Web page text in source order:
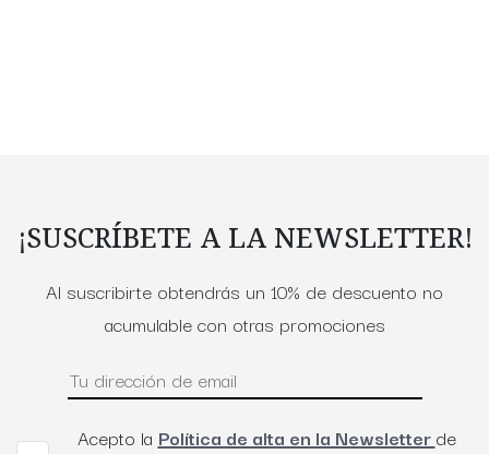
¡SUSCRÍBETE A LA NEWSLETTER!
Al suscribirte obtendrás un 10% de descuento no
acumulable con otras promociones
Acepto la Política de alta en la Newsletterde